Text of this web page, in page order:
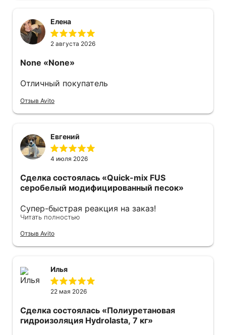
Елена
2 августа 2026
None «None»
Отличный покупатель
Отзыв Avito
Евгений
4 июля 2026
Сделка состоялась «Quick-mix FUS
серобелый модифицированный песок»
Супер-быстрая реакция на заказ!
Оперативно отправили курьера с мешками!
Рекомендую.
Читать полностью
Отзыв Avito
Илья
22 мая 2026
Сделка состоялась «Полиуретановая
гидроизоляция Hydrolasta, 7 кг»